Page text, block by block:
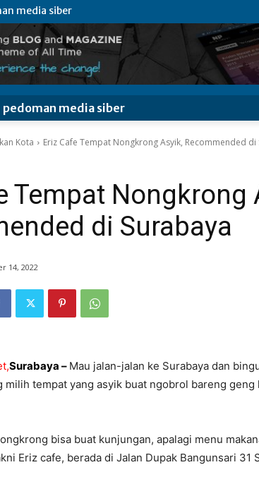
media siber
pedoman media siber
Kota Eriz Cafe Tempat Nongkrong Asyik, Recommended di
Tempat Nongkrong
di Surabaya
14, 2022
Surabaya – Mau jalan-jalan ke Surabaya dan
milih tempat yang asyik buat ngobrol bareng
bisa buat kunjungan, apalagi menu
Eriz cafe, berada di Jalan Dupak Bangunsari 31